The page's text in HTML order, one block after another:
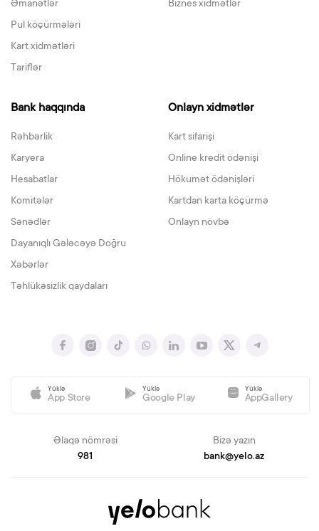
Əmanətlər
Pul köçürmələri
Kart xidmətləri
Tariflər
Biznes xidmətlər
Bank haqqında
Rəhbərlik
Karyera
Hesabatlar
Komitələr
Sənədlər
Dayanıqlı Gələcəyə Doğru
Xəbərlər
Təhlükəsizlik qaydaları
Onlayn xidmətlər
Kart sifarişi
Online kredit ödənişi
Hökumət ödənişləri
Kartdan karta köçürmə
Onlayn növbə
Yüklə
App Store
Yüklə
Google Play
Yüklə
AppGallery
Əlaqə nömrəsi
981
Bizə yazın
bank@yelo.az